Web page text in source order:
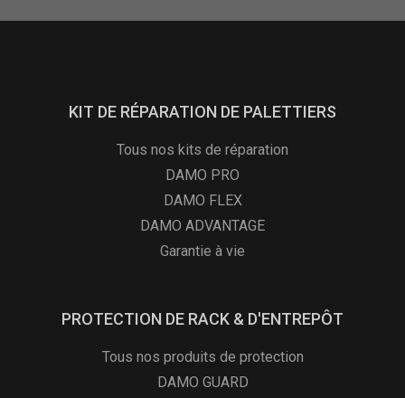
KIT DE RÉPARATION DE PALETTIERS
Tous nos kits de réparation
DAMO PRO
DAMO FLEX
DAMO ADVANTAGE
Garantie à vie
PROTECTION DE RACK & D'ENTREPÔT
Tous nos produits de protection
DAMO GUARD